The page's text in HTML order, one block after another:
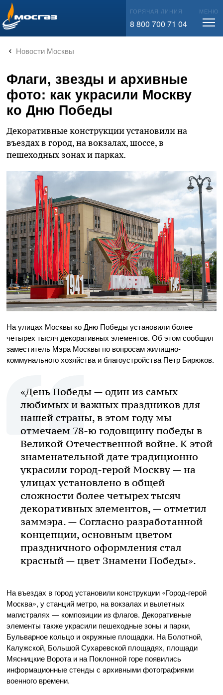
info@mos-gaz.ru ГОРЯЧАЯ ЛИНИЯ
8 800 700 71 04
МЕНЮ
Новости Москвы
Флаги, звезды и архивные
фото: как украсили Москву
ко Дню Победы
Декоративные конструкции установили на
въездах в город, на вокзалах, шоссе, в
пешеходных зонах и парках.
На улицах Москвы ко Дню Победы установили более
четырех тысяч декоративных элементов. Об этом сообщил
заместитель Мэра Москвы по вопросам жилищно-
коммунального хозяйства и благоустройства Петр Бирюков.
«День Победы — один из самых
любимых и важных праздников для
нашей страны, в этом году мы
отмечаем 78-ю годовщину победы в
Великой Отечественной войне. К этой
знаменательной дате традиционно
украсили город-герой Москву — на
улицах установлено в общей
сложности более четырех тысяч
декоративных элементов, — отметил
заммэра. — Согласно разработанной
концепции, основным цветом
праздничного оформления стал
красный — цвет Знамени Победы».
На въездах в город установили конструкции «Город-герой
Москва», у станций метро, на вокзалах и вылетных
магистралях — композиции из флагов. Декоративные
элементы также украсили пешеходные зоны и парки,
Бульварное кольцо и окружные площадки. На Болотной,
Калужской, Большой Сухаревской площадях, площади
Мясницкие Ворота и на Поклонной горе появились
информационные стенды с архивными фотографиями
военного времени.